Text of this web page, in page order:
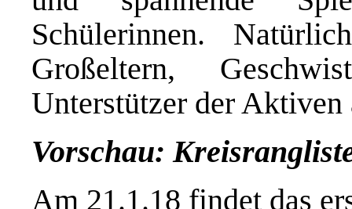
Schülerinnen.
Großeltern,
Unterstützer der Aktiven
Vorschau:
Am 21.1.18 findet das